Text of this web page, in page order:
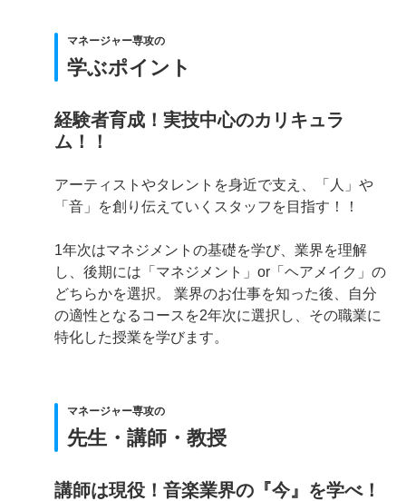
マネージャー専攻の
学ぶポイント
経験者育成！実技中心のカリキュラ
ム！！
アーティストやタレントを身近で支え、「人」や
「音」を創り伝えていくスタッフを目指す！！
1年次はマネジメントの基礎を学び、業界を理解
し、後期には「マネジメント」or「ヘアメイク」の
どちらかを選択。 業界のお仕事を知った後、自分
の適性となるコースを2年次に選択し、その職業に
特化した授業を学びます。
マネージャー専攻の
先生・講師・教授
講師は現役！音楽業界の『今』を学べ！